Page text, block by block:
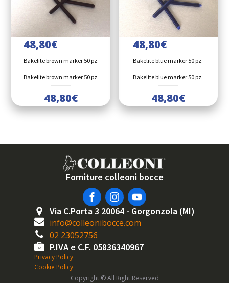
48,80€
Bakelite brown marker 50 pz.
Bakelite brown marker 50 pz.
48,80€
48,80€
Bakelite blue marker 50 pz.
Bakelite blue marker 50 pz.
48,80€
Forniture colleoni bocce
Via C.Porta 3 20064 - Gorgonzola (MI)
info@colleonibocce.com
02 23052756
P.IVA e C.F. 05836340967
Privacy Policy
Cookie Policy
Copyright © All Right Reserved